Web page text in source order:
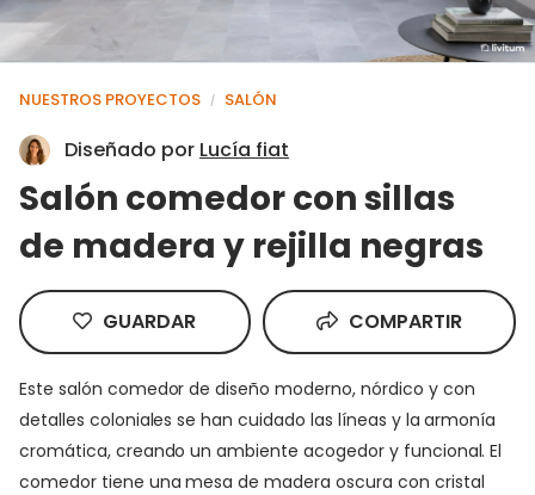
NUESTROS PROYECTOS / SALÓN
Diseñado por Lucía fiat
Salón comedor con sillas
de madera y rejilla negras
GUARDAR COMPARTIR
Este salón comedor de diseño moderno, nórdico y con
detalles coloniales se han cuidado las líneas y la armonía
cromática, creando un ambiente acogedor y funcional. El
comedor tiene una mesa de madera oscura con cristal